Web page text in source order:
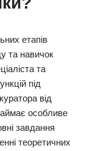
етапів
та навичок
та
під
від
особливе
завдання
теоретичних